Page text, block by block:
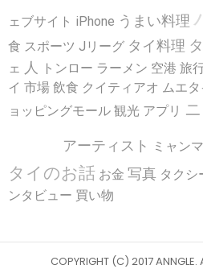
ェブサイト iPhone うまい料理
食 スポーツ Jリーグ タイ料理
ェ 人 トンロー ラーメン 空港 旅
イ 市場 飲食 クイティアオ ムエタ
ョッピングモール 観光 アプリ
アーティスト ミャン
タイのお話 お金 写真 タクシ
ンタビュー 買い物
COPYRIGHT (C) 2017 ANNGLE.